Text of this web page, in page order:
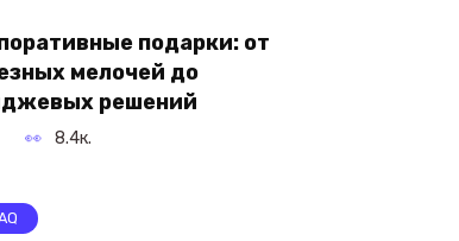
подарки: от
мелочей до
решений
8.4к.